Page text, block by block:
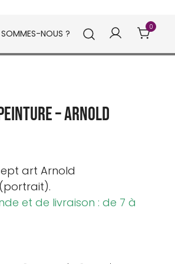
NOUS ?
0
– Arnold
art Arnold
et de livraison : de 7 à